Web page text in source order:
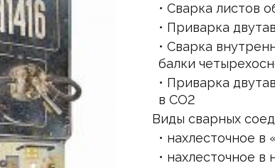
• Сварка листов
• Приварка
• Сварка
балки
• Приварка
в СО2
Виды сварных
• нахлесточное в
• нахлесточное